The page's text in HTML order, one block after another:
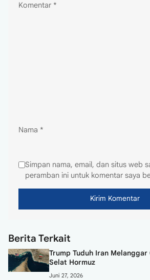
Komentar *
Nama *
Simpan nama, email, dan situs web
peramban ini untuk komentar saya
Berita Terkait
Trump Tuduh Iran
Selat Hormuz
Juni 27, 2026